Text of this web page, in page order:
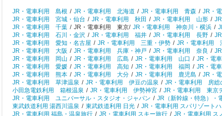
JR・電車利用 島根 / JR・電車利用 北海道 / JR・電車利用 青森 / JR・
JR・電車利用 宮城・仙台 / JR・電車利用 秋田 / JR・電車利用 山形 /
JR・電車利用 千葉 / JR・電車利用 東京/ JR・電車利用 神奈川・横浜 /
JR・電車利用 石川・金沢 / JR・電車利用 福井 / JR・電車利用 長野 /
JR・電車利用 愛知・名古屋 / JR・電車利用 三重・伊勢 / JR・電車利用
JR・電車利用 大阪 / JR・電車利用 兵庫・神戸 / JR・電車利用 奈良 /
JR・電車利用 岡山 / JR・電車利用 広島 / JR・電車利用 山口 / JR・電
JR・電車利用 愛媛 / JR・電車利用 高知 / JR・電車利用 福岡 / JR・電
JR・電車利用 熊本 / JR・電車利用 大分 / JR・電車利用 鹿児島 / JR・
JR・電車利用 草津温泉 / JR・電車利用 伊豆の温泉 / JR・電車利用 房総
小田急電鉄利用 箱根温泉 / JR・電車利用 伊勢神宮 / JR・電車利用 東京
JR・電車利用 ユニバーサル・スタジオ・ジャパン / JR（新幹線・特急）・
東武鉄道利用 湯西川温泉 / 東武鉄道利用 日光 / JR・電車利用 スパリゾート
JR・電車利用 福島・温泉旅行 / JR・電車利用 スキー旅行 / JR・電車利用 ス